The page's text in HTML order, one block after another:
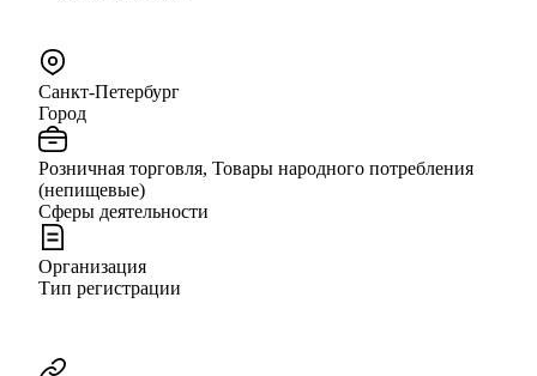
Санкт-Петербург
Город
Розничная торговля, Товары народного потребления
(непищевые)
Сферы деятельности
Организация
Тип регистрации